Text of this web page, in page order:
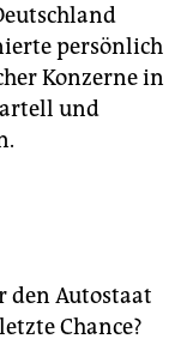
persönlich
Konzerne in
und
den Autostaat
Chance?